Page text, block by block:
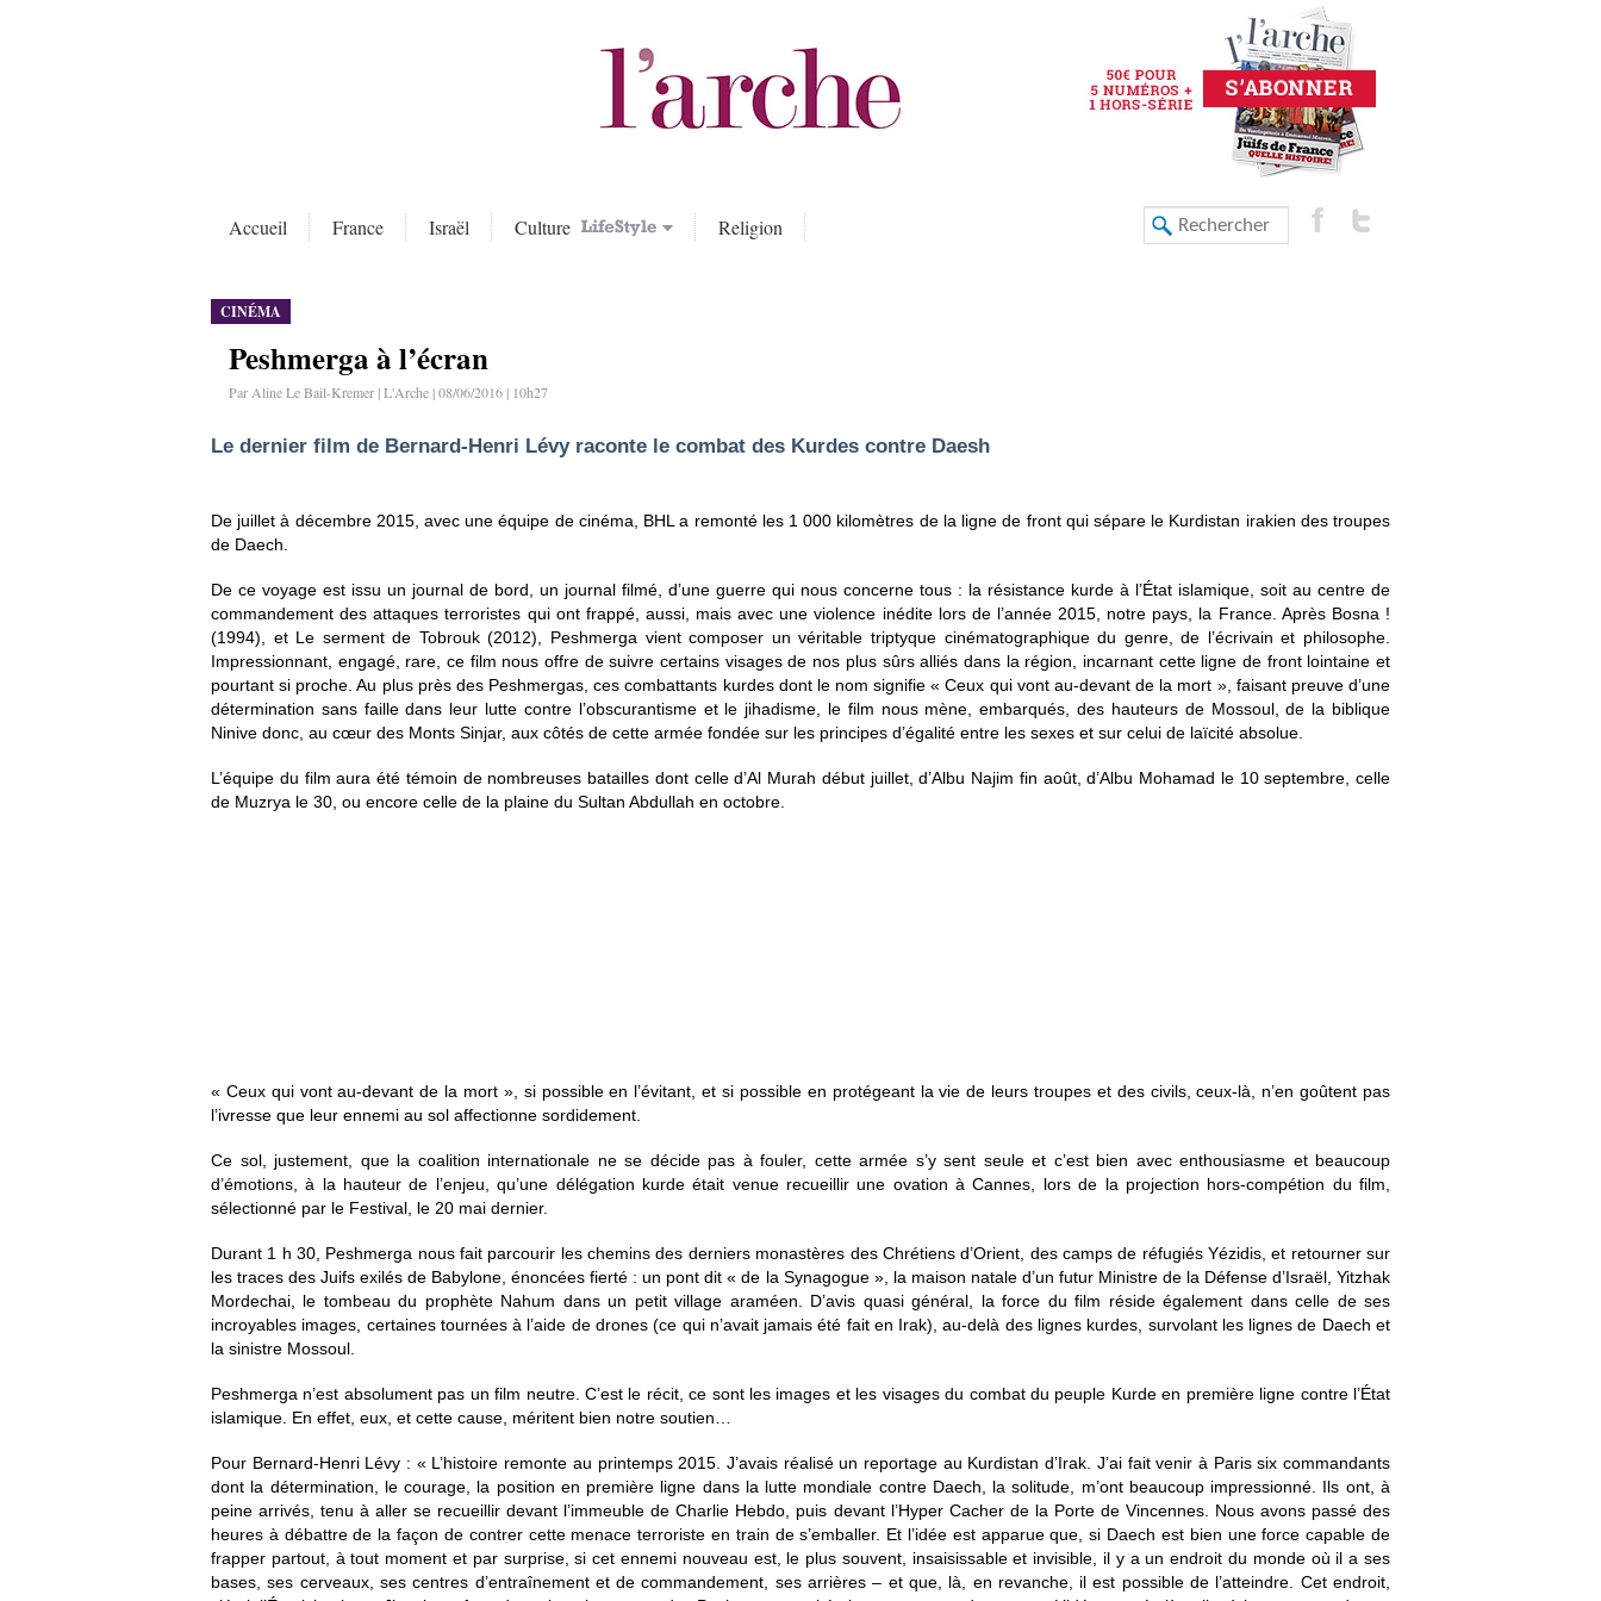
Accueil France Israël Culture Religion
CINÉMA
Peshmerga à l’écran
Par Aline Le Bail-Kremer | L'Arche | 08/06/2016 | 10h27
Le dernier film de Bernard-Henri Lévy raconte le combat des Kurdes contre Daesh
De juillet à décembre 2015, avec une équipe de cinéma, BHL a remonté les 1 000 kilomètres de la ligne de front qui sépare le Kurdistan irakien des troupes
de Daech.
De ce voyage est issu un journal de bord, un journal filmé, d’une guerre qui nous concerne tous : la résistance kurde à l’État islamique, soit au centre de
commandement des attaques terroristes qui ont frappé, aussi, mais avec une violence inédite lors de l’année 2015, notre pays, la France. Après Bosna !
(1994), et Le serment de Tobrouk (2012), Peshmerga vient composer un véritable triptyque cinématographique du genre, de l’écrivain et philosophe.
Impressionnant, engagé, rare, ce film nous offre de suivre certains visages de nos plus sûrs alliés dans la région, incarnant cette ligne de front lointaine et
pourtant si proche. Au plus près des Peshmergas, ces combattants kurdes dont le nom signifie « Ceux qui vont au-devant de la mort », faisant preuve d’une
détermination sans faille dans leur lutte contre l’obscurantisme et le jihadisme, le film nous mène, embarqués, des hauteurs de Mossoul, de la biblique
Ninive donc, au cœur des Monts Sinjar, aux côtés de cette armée fondée sur les principes d’égalité entre les sexes et sur celui de laïcité absolue.
L’équipe du film aura été témoin de nombreuses batailles dont celle d’Al Murah début juillet, d’Albu Najim fin août, d’Albu Mohamad le 10 septembre, celle
de Muzrya le 30, ou encore celle de la plaine du Sultan Abdullah en octobre.
« Ceux qui vont au-devant de la mort », si possible en l’évitant, et si possible en protégeant la vie de leurs troupes et des civils, ceux-là, n’en goûtent pas
l’ivresse que leur ennemi au sol affectionne sordidement.
Ce sol, justement, que la coalition internationale ne se décide pas à fouler, cette armée s’y sent seule et c’est bien avec enthousiasme et beaucoup
d’émotions, à la hauteur de l’enjeu, qu’une délégation kurde était venue recueillir une ovation à Cannes, lors de la projection hors-compétion du film,
sélectionné par le Festival, le 20 mai dernier.
Durant 1 h 30, Peshmerga nous fait parcourir les chemins des derniers monastères des Chrétiens d’Orient, des camps de réfugiés Yézidis, et retourner sur
les traces des Juifs exilés de Babylone, énoncées fierté : un pont dit « de la Synagogue », la maison natale d’un futur Ministre de la Défense d’Israël, Yitzhak
Mordechai, le tombeau du prophète Nahum dans un petit village araméen. D’avis quasi général, la force du film réside également dans celle de ses
incroyables images, certaines tournées à l’aide de drones (ce qui n’avait jamais été fait en Irak), au-delà des lignes kurdes, survolant les lignes de Daech et
la sinistre Mossoul.
Peshmerga n’est absolument pas un film neutre. C’est le récit, ce sont les images et les visages du combat du peuple Kurde en première ligne contre l’État
islamique. En effet, eux, et cette cause, méritent bien notre soutien…
Pour Bernard-Henri Lévy : « L’histoire remonte au printemps 2015. J’avais réalisé un reportage au Kurdistan d’Irak. J’ai fait venir à Paris six commandants
dont la détermination, le courage, la position en première ligne dans la lutte mondiale contre Daech, la solitude, m’ont beaucoup impressionné. Ils ont, à
peine arrivés, tenu à aller se recueillir devant l’immeuble de Charlie Hebdo, puis devant l’Hyper Cacher de la Porte de Vincennes. Nous avons passé des
heures à débattre de la façon de contrer cette menace terroriste en train de s’emballer. Et l’idée est apparue que, si Daech est bien une force capable de
frapper partout, à tout moment et par surprise, si cet ennemi nouveau est, le plus souvent, insaisissable et invisible, il y a un endroit du monde où il a ses
bases, ses cerveaux, ses centres d’entraînement et de commandement, ses arrières – et que, là, en revanche, il est possible de l’atteindre. Cet endroit,